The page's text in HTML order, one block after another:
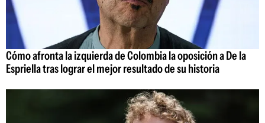
Cómo afronta la izquierda de Colombia la oposición a De la
Espriella tras lograr el mejor resultado de su historia